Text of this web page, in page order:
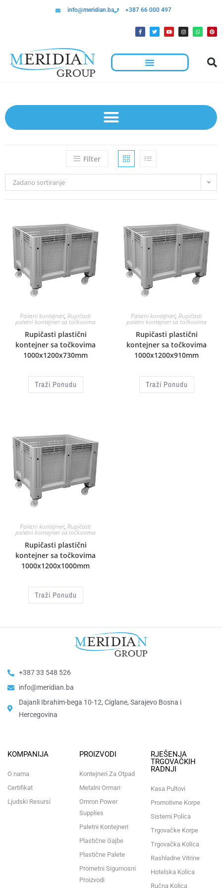
info@meridian.ba +387 66 000 497
Filter
Zadano sortiranje
Paletni kontejneri, Rupičasti
paletni kontejneri sa točkovima
Rupičasti plastični
kontejner sa točkovima
1000x1200x730mm
Traži Ponudu
Paletni kontejneri, Rupičasti
paletni kontejneri sa točkovima
Rupičasti plastični
kontejner sa točkovima
1000x1200x910mm
Traži Ponudu
Paletni kontejneri, Rupičasti
paletni kontejneri sa točkovima
Rupičasti plastični
kontejner sa točkovima
1000x1200x1000mm
Traži Ponudu
+387 33 548 526
info@meridian.ba
Dajanli Ibrahim-bega 10-12, Ciglane, Sarajevo Bosna i
Hercegovina​
KOMPANIJA
O nama
Certifikat
Ljudski Resursi
PROIZVODI
Kontejneri Za Otpad
Metalni Ormari
Omron Power
Supplies
Paletni Kontejneri
Plastične Gajbe
Plastične Palete
Prometni Sigurnosni
Proizvodi
RJEŠENJA
TRGOVAČKIH
RADNJI
Kasa Pultovi
Promotivne Korpe
Sistemi Polica
Trgovačke Korpe
Trgovačka Kolica
Rashladne Vitrine
Hotelska Kolica
Ručna Kolica